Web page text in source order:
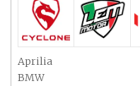
Aprilia
BMW